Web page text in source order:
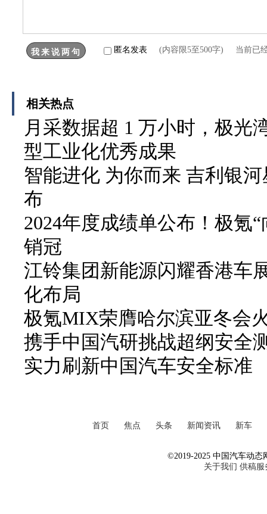
匿名发表 (内容限5至500字) 当前已
相关热点
月采数据超 1 万小时，极光
型工业化优秀成果
智能进化 为你而来 吉利银
布
2024年度成绩单公布！极氪
销冠
江铃集团新能源闪耀香港车
化布局
极氪MIX荣膺哈尔滨亚冬会
携手中国汽研挑战超纲安全
实力刷新中国汽车安全标准
首页 焦点 头条 新闻资讯 新车
©2019-2025 中国汽车动态
关于我们 供稿服